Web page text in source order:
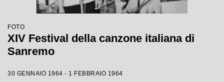
FOTO
XIV Festival della canzone italiana di
Sanremo
30 GENNAIO 1964 - 1 FEBBRAIO 1964